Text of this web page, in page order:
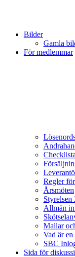
Bilder
Gamla
För medlemmar
Regler
Årsmöten
Styrelsen
Allmän
Mallar
Vad är en
SBC
Sida för